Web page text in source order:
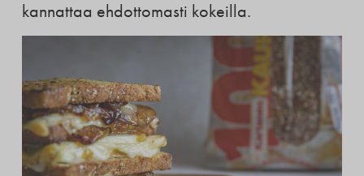
kannattaa ehdottomasti kokeilla.